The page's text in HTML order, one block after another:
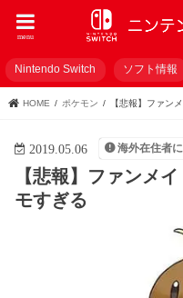
menu
Nintendo Switch ソフト情報
HOME ポケモン 【悲報】ファン
2019.05.06 海外在住者
【悲報】ファンメ
モすぎる